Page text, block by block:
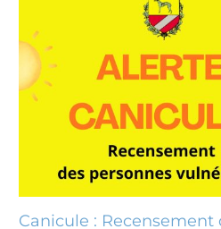
Canicule : Recensement des